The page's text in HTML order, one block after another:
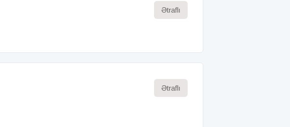
Ətraflı
Ətraflı